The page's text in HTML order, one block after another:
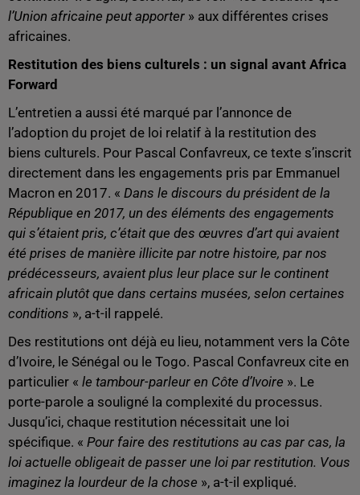
l’Union africaine peut apporter » aux différentes crises
africaines.
Restitution des biens culturels : un signal avant Africa
Forward
L’entretien a aussi été marqué par l’annonce de
l’adoption du projet de loi relatif à la restitution des
biens culturels. Pour Pascal Confavreux, ce texte s’inscrit
directement dans les engagements pris par Emmanuel
Macron en 2017. « Dans le discours du président de la
République en 2017, un des éléments des engagements
qui s’étaient pris, c’était que des œuvres d’art qui avaient
été prises de manière illicite par notre histoire, par nos
prédécesseurs, avaient plus leur place sur le continent
africain plutôt que dans certains musées, selon certaines
conditions », a-t-il rappelé.
Des restitutions ont déjà eu lieu, notamment vers la Côte
d’Ivoire, le Sénégal ou le Togo. Pascal Confavreux cite en
particulier « le tambour-parleur en Côte d’Ivoire ». Le
porte-parole a souligné la complexité du processus.
Jusqu’ici, chaque restitution nécessitait une loi
spécifique. « Pour faire des restitutions au cas par cas, la
loi actuelle obligeait de passer une loi par restitution. Vous
imaginez la lourdeur de la chose », a-t-il expliqué.